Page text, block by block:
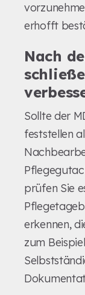
erhofft
Nach
Sollte der
feststellen
prüfen Sie
erkennen,
zum